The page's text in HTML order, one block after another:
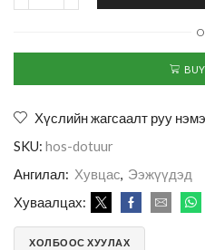
Хүслийн жагсаалт руу
SKU: hos-dotuur
Ангилал: Хувцас, Ээжүүдэд
Хуваалцах:
ХОЛБООС ХУУЛАХ